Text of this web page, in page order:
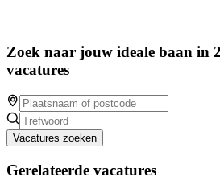
Zoek naar jouw ideale baan in
vacatures
Vacatures zoeken
Gerelateerde vacatures